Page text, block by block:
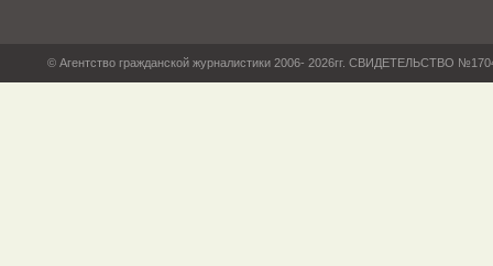
© Агентство гражданской журналистики 2006- 2026гг. СВИДЕТЕЛЬСТВО